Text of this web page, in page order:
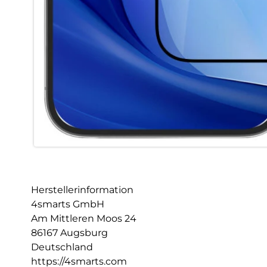
Herstellerinformation
4smarts GmbH
Am Mittleren Moos 24
86167 Augsburg
Deutschland
https://4smarts.com